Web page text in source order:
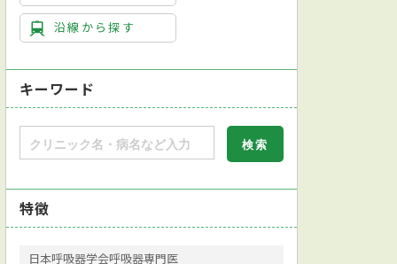
沿線から探す
キーワード
特徴
日本呼吸器学会呼吸器専門医